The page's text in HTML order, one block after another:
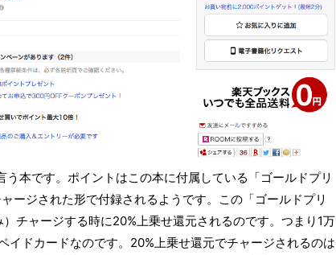
本です。ポイントはこの本に付属している「ゴールドプリ
ージされた形で付録されるようです。この「ゴールドプリ
チャージする時に20%上乗せ還元されるのです。つまり1万
イドカードなのです。20%上乗せ還元でチャージされるのは